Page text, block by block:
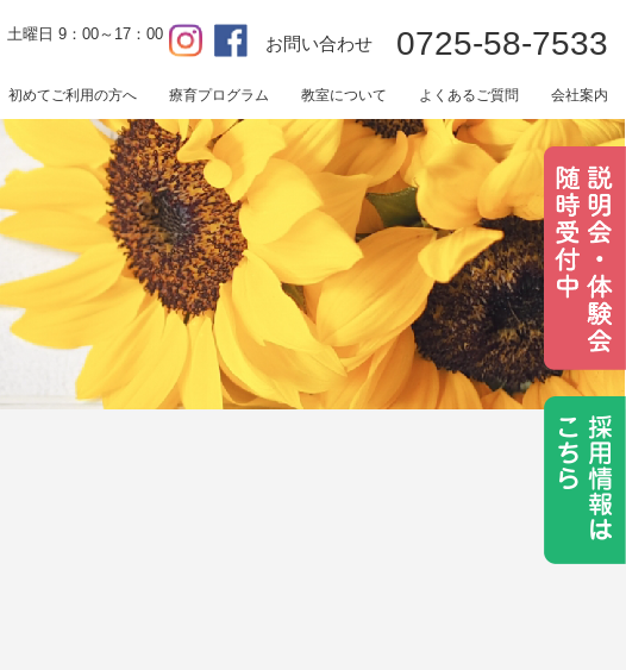
初めてご利用の方へ 療育プログラム 教室について よくあるご質問 会社案内
土曜日 9：00～17：00
お問い合わせ 0725-58-7533